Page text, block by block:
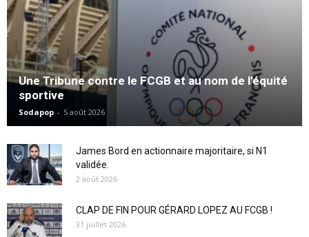
Une Tribune contre le FCGB et au nom de l’équité
sportive
Sodapop - 5 août 2026
James Bord en actionnaire majoritaire, si N1
validée.
2 août 2026
CLAP DE FIN POUR GÉRARD LOPEZ AU FCGB !
31 juillet 2026